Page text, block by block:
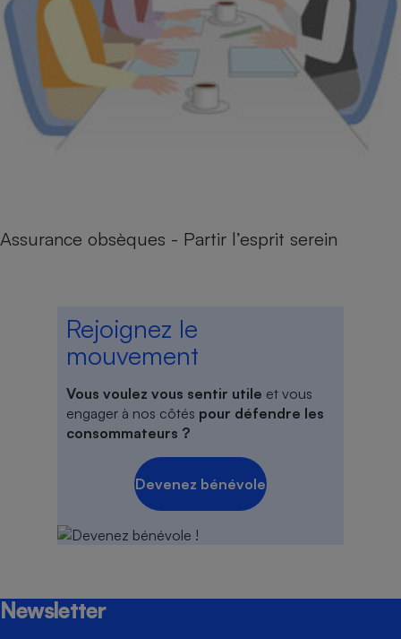
Assurance obsèques - Partir l’esprit serein
Rejoignez le
mouvement
Vous voulez vous sentir utile et vous
engager à nos côtés pour défendre les
consommateurs ?
Devenez bénévole
Newsletter